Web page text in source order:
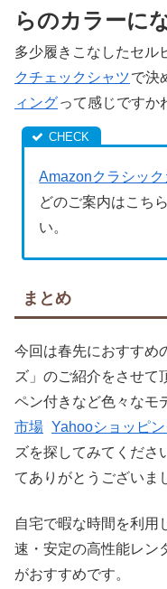
らのカラーに
多少履きこなしたセル
クチェックシャツで決
ィングって感じですか
Amazonクラシック
どのご案内はこち
い。
まとめ
今回は春先におすすめ
ズ」のご紹介をさせて
ペン付きなど色々なモ
市場 Yahooショッピ
ズを探してみてくださ
てありがとうございま
自宅で暇な時間を利用
速・安定の高性能レン
がおすすめです。